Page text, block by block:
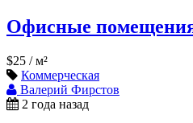
Офисные
$25 / м²
Коммерческая
Валерий Фирстов
2 года назад